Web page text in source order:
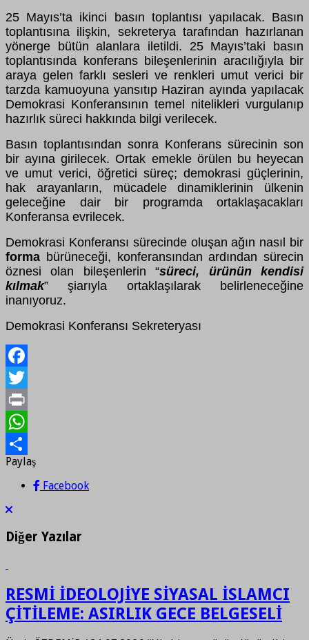
25 Mayıs’ta ikinci basın toplantısı yapılacak. Basın
toplantısına ilişkin, sekreterya tarafından hazırlanan
yönerge bütün alanlara iletildi. 25 Mayıs’taki basın
toplantısında konferans bileşenlerinin aracılığıyla bir
araya gelen farklı sesleri ve renkleri umut verici bir
tarzda kamuoyuna yansıtıp Haziran ayında yapılacak
Demokrasi Konferansının temel nitelikleri vurgulanıp
hazırlık süreci hakkında bilgi verilecek.
Basın toplantısından sonra Konferans sürecinin son
bir ayına girilecek. Ortak emekle örülen bu heyecan
ve umut verici, öğretici süreç; demokrasi güçlerinin,
hak arayanların, mücadele dinamiklerinin ülkenin
geleceğine dair bir programda ortaklaşacakları
Konferansa evrilecek.
Demokrasi Konferansı sürecinde oluşan ağın nasıl bir
forma bürüneceği, konferansından ardından sürecin
öznesi olan bileşenlerin “süreci, ürünün kendisi
kılmak” şiarıyla ortaklaşılarak belirleneceğine
inanıyoruz.
Demokrasi Konferansı Sekreteryası
Facebook
Twitter
Print
WhatsApp
Paylaş
Paylaş
Facebook
Diğer Yazılar
RESMİ İDEOLOJİYE SİYASAL İSLAMCI
ÇİTİLEME: ASIRLIK GECE BELGESELİ